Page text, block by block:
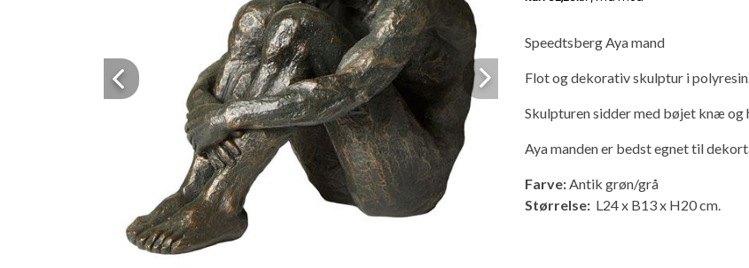
Previous Next
Speedtsberg Aya mand
Flot og dekorativ skulptur i
Skulpturen sidder med bøjet knæ
Aya manden er bedst egnet til
Farve:Antik grøn/grå
Størrelse: L24 x B13 x H20 cm.